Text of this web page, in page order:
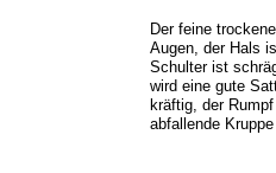
Der feine
Augen, der Hals
Schulter ist
wird eine gute
kräftig, der
abfallende